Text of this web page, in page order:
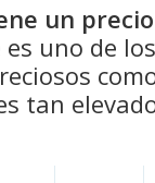
un
uno de
tan